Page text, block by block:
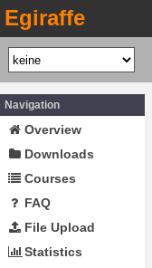
Egiraffe
Navigation
Overview
Downloads
Courses
FAQ
File Upload
Statistics